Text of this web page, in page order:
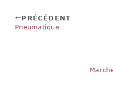
PRÉCÉDENT
Pneumatique